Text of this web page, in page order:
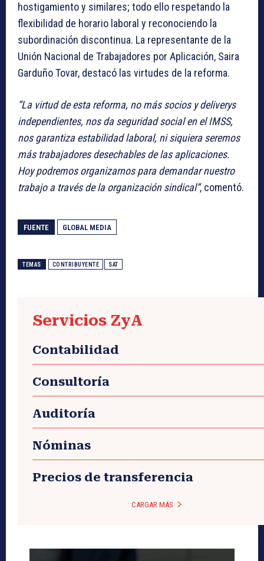
hostigamiento y similares; todo ello respetando la
flexibilidad de horario laboral y reconociendo la
subordinación discontinua. La representante de la
Unión Nacional de Trabajadores por Aplicación, Saira
Garduño Tovar, destacó las virtudes de la reforma.
“La virtud de esta reforma, no más socios y deliverys
independientes, nos da seguridad social en el IMSS,
nos garantiza estabilidad laboral, ni siquiera seremos
más trabajadores desechables de las aplicaciones.
Hoy podremos organizarnos para demandar nuestro
trabajo a través de la organización sindical”, comentó.
FUENTE GLOBAL MEDIA
TEMAS CONTRIBUYENTE SAT
Servicios ZyA
Contabilidad
Consultoría
Auditoría
Nóminas
Precios de transferencia
CARGAR MÁS